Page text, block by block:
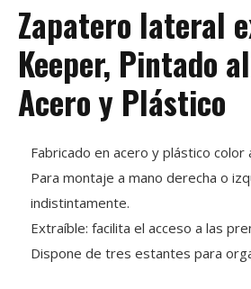
Zapatero lateral
Keeper, Pintado
Acero y Plástico
Fabricado en acero y plástico color
Para montaje a mano derecha o
indistintamente.
Extraíble: facilita el acceso a las
Dispone de tres estantes para